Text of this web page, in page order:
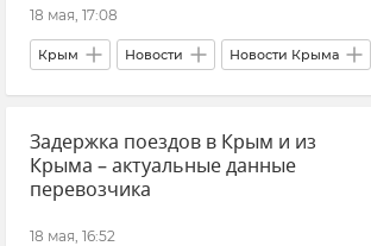
18 мая, 17:08
Крым Новости Новости Крыма
Пакистан Сотрудничество
Задержка поездов в Крым и из
Крыма – актуальные данные
перевозчика
18 мая, 16:52